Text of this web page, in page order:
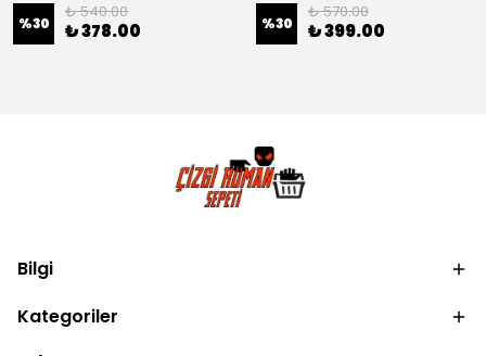
%30
₺ 540.00
₺ 378.00 %30
₺ 570.00
₺ 399.00
Bilgi
Kategoriler